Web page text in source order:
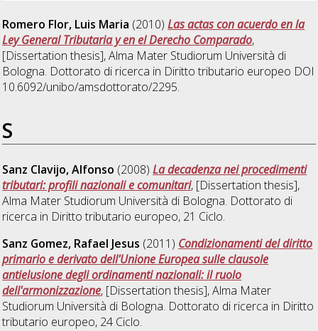
Romero Flor, Luis Maria (2010)Las actas con acuerdo en la
Ley General Tributaria y en el Derecho Comparado,
[Dissertation thesis], Alma Mater Studiorum Università di
Bologna. Dottorato di ricerca in Diritto tributario europeo DOI
10.6092/unibo/amsdottorato/2295.
S
Sanz Clavijo, Alfonso (2008)La decadenza nei procedimenti
tributari: profili nazionali e comunitari, [Dissertation thesis],
Alma Mater Studiorum Università di Bologna. Dottorato di
ricerca in Diritto tributario europeo, 21 Ciclo.
Sanz Gomez, Rafael Jesus (2011) Condizionamenti del diritto
primario e derivato dell'Unione Europea sulle clausole
antielusione degli ordinamenti nazionali: il ruolo
dell'armonizzazione, [Dissertation thesis], Alma Mater
Studiorum Università di Bologna. Dottorato di ricerca in Diritto
tributario europeo, 24 Ciclo.